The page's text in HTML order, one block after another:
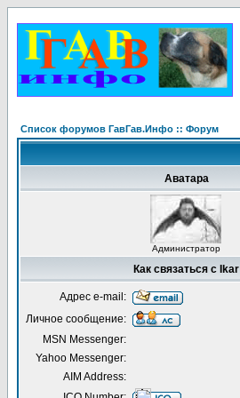
Список форумов ГавГав.Инфо :: Форум
Аватара
Администратор
Как связаться с Ikar
Адрес e-mail:
Личное сообщение:
MSN Messenger:
Yahoo Messenger:
AIM Address: